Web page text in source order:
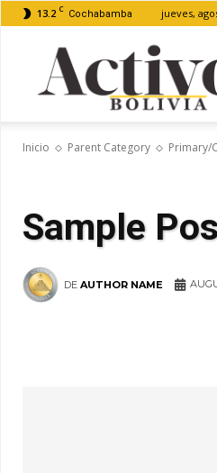
13.2 C Cochabamba jueves,
Inicio Parent Category Primary/
Sample
DE AUTHOR NAME